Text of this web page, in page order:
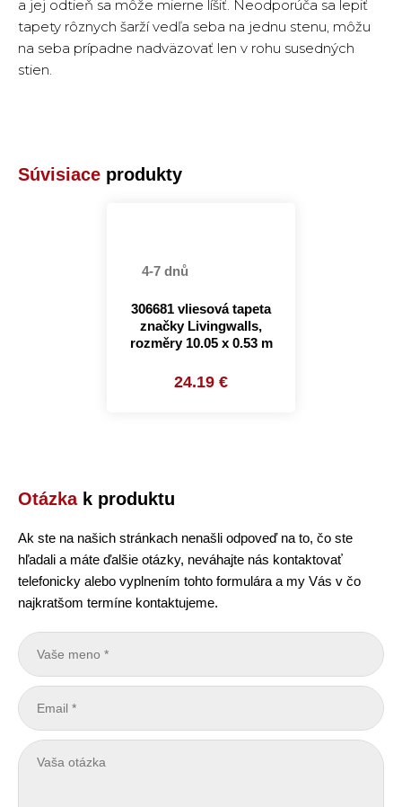
a jej odtieň sa môže mierne líšiť. Neodporúča sa lepiť
tapety rôznych šarží vedľa seba na jednu stenu, môžu
na seba prípadne nadväzovať len v rohu susedných
stien.
Súvisiace produkty
4-7 dnů
306681 vliesová tapeta
značky Livingwalls,
rozměry 10.05 x 0.53 m
24.19 €
Otázkak produktu
Ak ste na našich stránkach nenašli odpoveď na to, čo ste
hľadali a máte ďalšie otázky, neváhajte nás kontaktovať
telefonicky alebo vyplnením tohto formulára a my Vás v čo
najkratšom termíne kontaktujeme.